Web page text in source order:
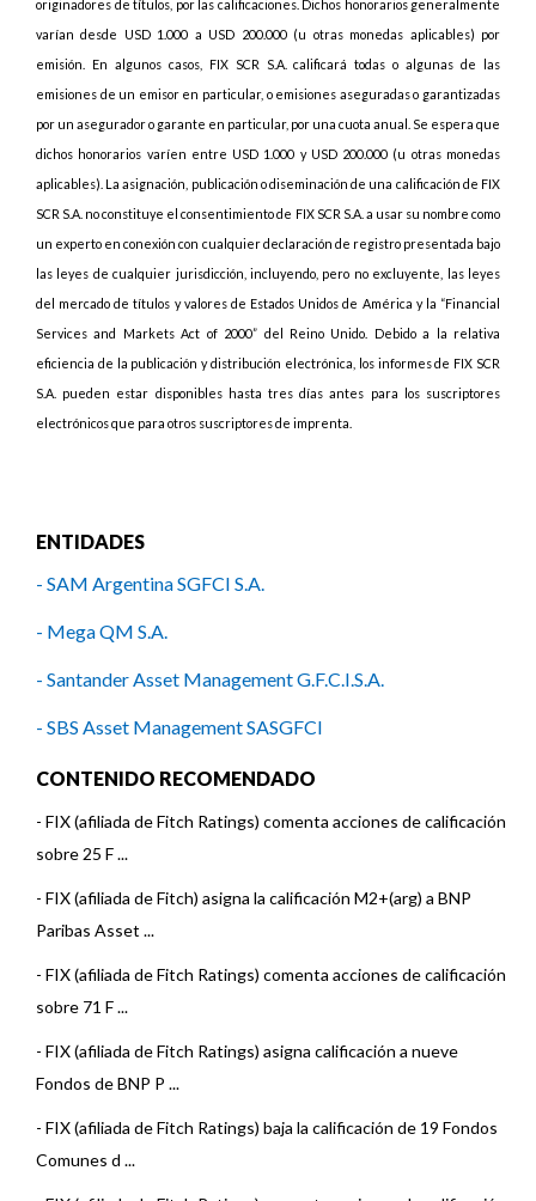
originadores de títulos, por las calificaciones. Dichos honorarios generalmente
varían desde USD 1.000 a USD 200.000 (u otras monedas aplicables) por
emisión. En algunos casos, FIX SCR S.A. calificará todas o algunas de las
emisiones de un emisor en particular, o emisiones aseguradas o garantizadas
por un asegurador o garante en particular, por una cuota anual. Se espera que
dichos honorarios varíen entre USD 1.000 y USD 200.000 (u otras monedas
aplicables). La asignación, publicación o diseminación de una calificación de FIX
SCR S.A. no constituye el consentimiento de FIX SCR S.A. a usar su nombre como
un experto en conexión con cualquier declaración de registro presentada bajo
las leyes de cualquier jurisdicción, incluyendo, pero no excluyente, las leyes
del mercado de títulos y valores de Estados Unidos de América y la “Financial
Services and Markets Act of 2000” del Reino Unido. Debido a la relativa
eficiencia de la publicación y distribución electrónica, los informes de FIX SCR
S.A. pueden estar disponibles hasta tres días antes para los suscriptores
electrónicos que para otros suscriptores de imprenta.
ENTIDADES
- SAM Argentina SGFCI S.A.
- Mega QM S.A.
- Santander Asset Management G.F.C.I.S.A.
- SBS Asset Management SASGFCI
CONTENIDO RECOMENDADO
- FIX (afiliada de Fitch Ratings) comenta acciones de calificación
sobre 25 F ...
- FIX (afiliada de Fitch) asigna la calificación M2+(arg) a BNP
Paribas Asset ...
- FIX (afiliada de Fitch Ratings) comenta acciones de calificación
sobre 71 F ...
- FIX (afiliada de Fitch Ratings) asigna calificación a nueve
Fondos de BNP P ...
- FIX (afiliada de Fitch Ratings) baja la calificación de 19 Fondos
Comunes d ...